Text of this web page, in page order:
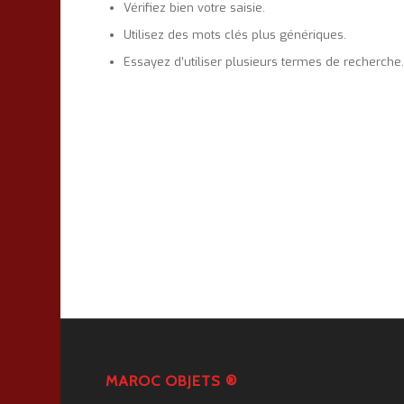
Vérifiez bien votre saisie.
Utilisez des mots clés plus génériques.
Essayez d’utiliser plusieurs termes de recherche.
MAROC OBJETS ®